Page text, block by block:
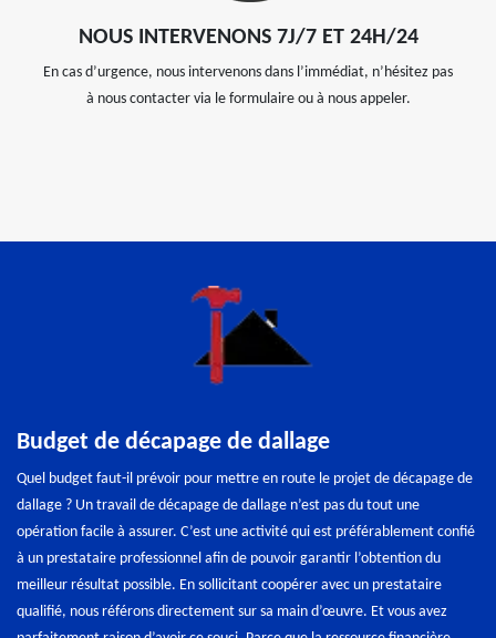
NOUS INTERVENONS 7J/7 ET 24H/24
En cas d’urgence, nous intervenons dans l’immédiat, n’hésitez pas
à nous contacter via le formulaire ou à nous appeler.
Budget de décapage de dallage
Quel budget faut-il prévoir pour mettre en route le projet de décapage de
dallage ? Un travail de décapage de dallage n’est pas du tout une
opération facile à assurer. C’est une activité qui est préférablement confié
à un prestataire professionnel afin de pouvoir garantir l’obtention du
meilleur résultat possible. En sollicitant coopérer avec un prestataire
qualifié, nous référons directement sur sa main d’œuvre. Et vous avez